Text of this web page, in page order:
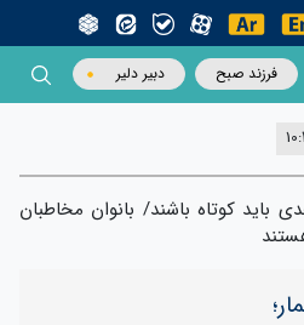
فرزند صبح دبیر دلیر
باید کوتاه باشند/ بانوان مخاطبان